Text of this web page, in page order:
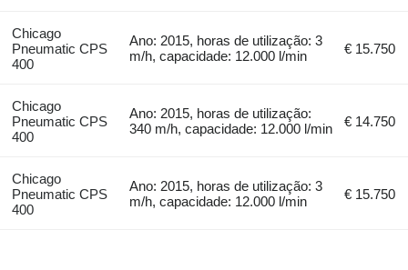
Chicago
Pneumatic CPS
400
Ano: 2015, horas de utilização: 3
m/h, capacidade: 12.000 l/min
€ 15.750
Chicago
Pneumatic CPS
400
Ano: 2015, horas de utilização:
340 m/h, capacidade: 12.000 l/min
€ 14.750
Chicago
Pneumatic CPS
400
Ano: 2015, horas de utilização: 3
m/h, capacidade: 12.000 l/min
€ 15.750